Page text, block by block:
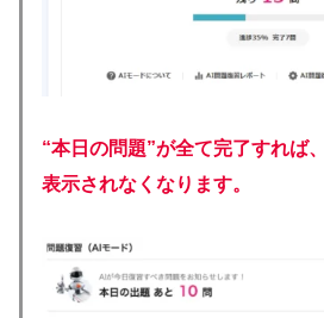
“本日の問題”が全て完了すれば
表示されなくなります。